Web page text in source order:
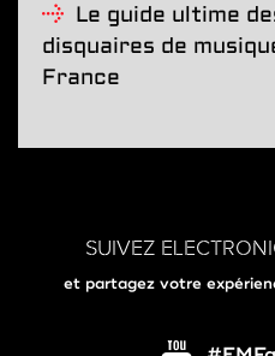
Le guide ultime
disquaires de
France
SUIVEZ
et partagez votre